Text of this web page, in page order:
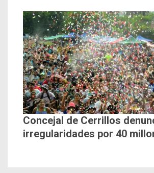
Concejal de Cerrillos
irregularidades por 40